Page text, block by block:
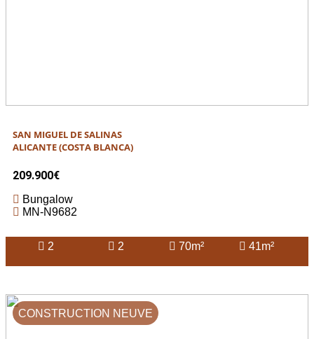
SAN MIGUEL DE SALINAS
ALICANTE (COSTA BLANCA)
209.900€
Bungalow
MN-N9682
2 2 70m² 41m²
CONSTRUCTION NEUVE